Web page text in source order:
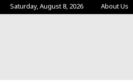
Saturday, August 8, 2026 About Us